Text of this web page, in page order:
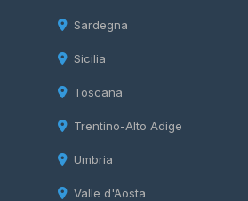
Sardegna
Sicilia
Toscana
Trentino-Alto Adige
Umbria
Valle d'Aosta